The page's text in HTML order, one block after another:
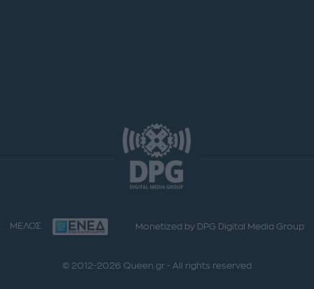
ΜΕΛΟΣ Monetized by DPG Digital Media Group
© 2012-2026 Queen.gr - All rights reserved